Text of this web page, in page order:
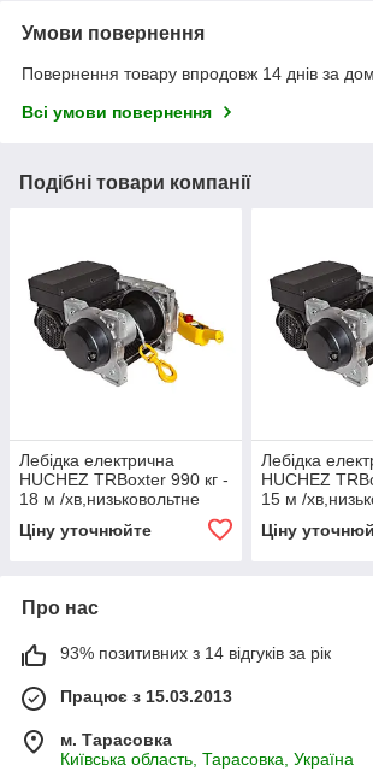
Умови повернення
Повернення товару впродовж 14 днів за
Всі умови повернення
Подібні товари компанії
Лебідка електрична
HUCHEZ TRBoxter 990 кг -
18 м /хв,низьковольтне
перетворювачем
Ціну уточнюйте
Лебідка
HUCHEZ
15 м /
Ціну
Про нас
93% позитивних з 14 відгуків за рік
Працює з 15.03.2013
м. Тарасовка
Київська область, Тарасовка, Україна